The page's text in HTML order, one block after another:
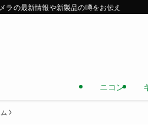
ラの最新情報や新製品の噂をお伝え
ニコン